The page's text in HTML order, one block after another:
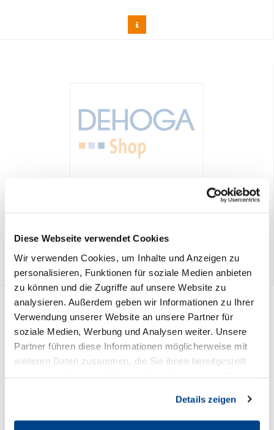
Diese Webseite verwendet Cookies
Wir verwenden Cookies, um Inhalte und Anzeigen zu
personalisieren, Funktionen für soziale Medien anbieten
zu können und die Zugriffe auf unsere Website zu
analysieren. Außerdem geben wir Informationen zu Ihrer
Verwendung unserer Website an unsere Partner für
soziale Medien, Werbung und Analysen weiter. Unsere
Partner führen diese Informationen möglicherweise mit
weiteren Daten zusammen, die Sie ihnen bereitgestellt
Cookies, wenn Sie unsere Webseite weiterhin nutzen.
Details zeigen
Kegelbahn-Vereinbarung / DEHOGA-Muster
3,90 €